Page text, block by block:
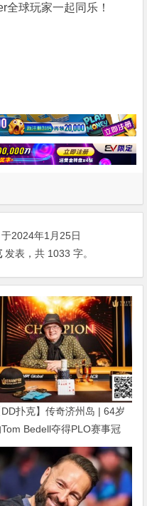
全球玩家一起同乐！
2024年1月25日
发表，共 1033 字。
DD扑克】传奇济州岛 | 64岁
Tom Bedell夺得PLO赛事冠
国人Shi Ning Dan获亚军